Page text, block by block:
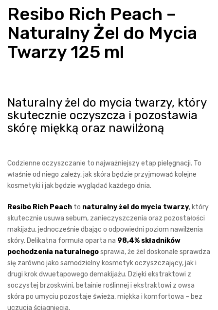
Resibo Rich Peach –
Naturalny Żel do Mycia
Twarzy 125 ml
Naturalny żel do mycia twarzy, który
skutecznie oczyszcza i pozostawia
skórę miękką oraz nawilżoną
Codzienne oczyszczanie to najważniejszy etap pielęgnacji. To
właśnie od niego zależy, jak skóra będzie przyjmować kolejne
kosmetyki i jak będzie wyglądać każdego dnia.
Resibo Rich Peach to naturalny żel do mycia twarzy, który
skutecznie usuwa sebum, zanieczyszczenia oraz pozostałości
makijażu, jednocześnie dbając o odpowiedni poziom nawilżenia
skóry. Delikatna formuła oparta na 98,4% składników
pochodzenia naturalnegosprawia, że żel doskonale sprawdza
się zarówno jako samodzielny kosmetyk oczyszczający, jak i
drugi krok dwuetapowego demakijażu. Dzięki ekstraktowi z
soczystej brzoskwini, betainie roślinnej i ekstraktowi z owsa
skóra po umyciu pozostaje świeża, miękka i komfortowa – bez
uczucia ściągnięcia.